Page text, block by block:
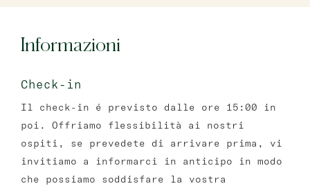
Informazioni
Check-in
Il check-in é previsto dalle ore 15:00 in
poi. Offriamo flessibilità ai nostri
ospiti, se prevedete di arrivare prima, vi
invitiamo a informarci in anticipo in modo
che possiamo soddisfare la vostra